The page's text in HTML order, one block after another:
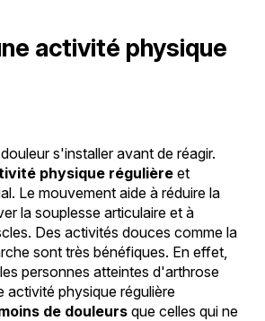
activité physique
s'installer avant de réagir.
physique régulièreet
Le mouvement aide à réduire la
la souplesse articulaire et à
Des activités douces comme la
sont très bénéfiques. En effet,
personnes atteintes d'arthrose
activité physique régulière
de douleursque celles qui ne